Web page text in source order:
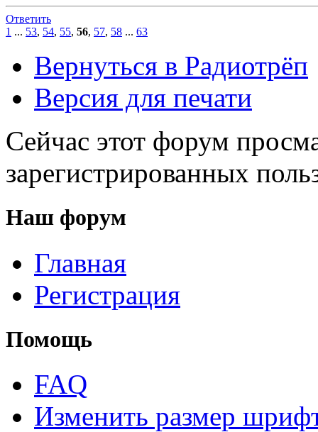
Ответить
1 ... 53, 54, 55, 56, 57, 58 ... 63
Вернуться в Радиотрёп
Версия для печати
Сейчас этот форум
зарегистрированных
Наш форум
Главная
Регистрация
Помощь
FAQ
Изменить размер